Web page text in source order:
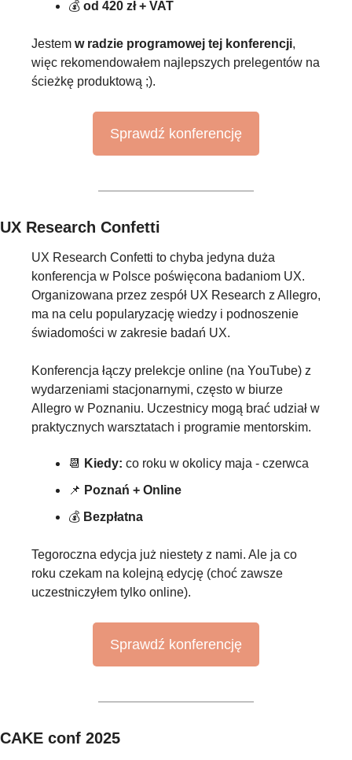
💰 od 420 zł + VAT
Jestem w radzie programowej tej konferencji,
więc rekomendowałem najlepszych prelegentów na
ścieżkę produktową ;).
Sprawdź konferencję
UX Research Confetti
UX Research Confetti to chyba jedyna duża
konferencja w Polsce poświęcona badaniom UX.
Organizowana przez zespół UX Research z Allegro,
ma na celu popularyzację wiedzy i podnoszenie
świadomości w zakresie badań UX.
Konferencja łączy prelekcje online (na YouTube) z
wydarzeniami stacjonarnymi, często w biurze
Allegro w Poznaniu. Uczestnicy mogą brać udział w
praktycznych warsztatach i programie mentorskim.
📆 Kiedy: co roku w okolicy maja - czerwca
📌 Poznań + Online
💰 Bezpłatna
Tegoroczna edycja już niestety z nami. Ale ja co
roku czekam na kolejną edycję (choć zawsze
uczestniczyłem tylko online).
Sprawdź konferencję
CAKE conf 2025